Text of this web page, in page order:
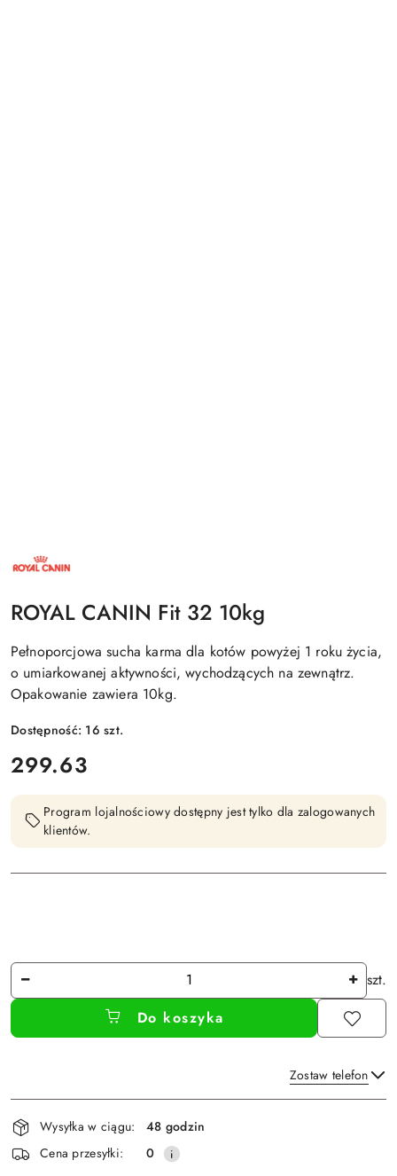
NAZWA
PRODUCENTA:
ROYAL CANIN Fit 32 10kg
Pełnoporcjowa sucha karma dla kotów powyżej 1 roku życia,
o umiarkowanej aktywności, wychodzących na zewnątrz.
Opakowanie zawiera 10kg.
Dostępność: 16szt.
cena:
299.63
Program lojalnościowy dostępny jest tylko dla zalogowanych
klientów.
Ilość
szt.
Do koszyka
Zostaw telefon
Wyślij
Dostępność
i
dostawa
Wysyłka w ciągu:
48 godzin
Cena przesyłki:
0